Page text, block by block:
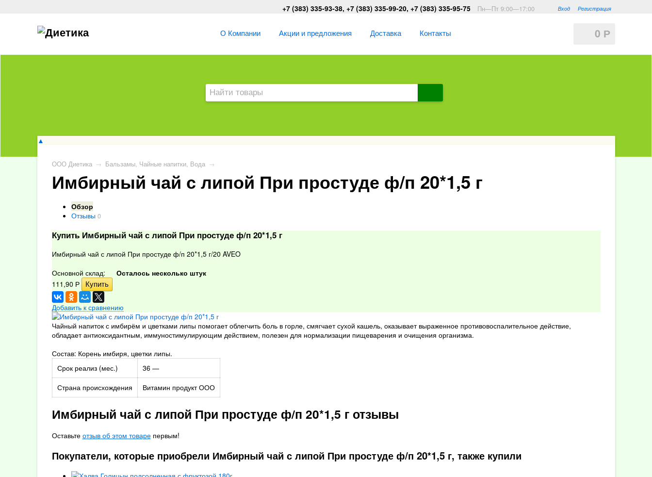
Вход Регистрация
+7 (383) 335-93-38, +7 (383) 335-99-20, +7 (383) 335-95-75 Пн—Пт 9:00—17:00
0 Р
О Компании Акции и предложения Доставка Контакты
▲
ООО Диетика → Бальзамы, Чайные напитки, Вода →
Имбирный чай с липой При простуде ф/п 20*1,5 г
Обзор
Отзывы 0
Купить Имбирный чай с липой При простуде ф/п 20*1,5 г
Имбирный чай с липой При простуде ф/п 20*1,5 г/20 AVEO
Основной склад:
Осталось несколько штук
111,90 Р
Добавить к сравнению
Чайный напиток с имбирём и цветками липы помогает облегчить боль в горле, смягчает сухой кашель, оказывает выраженное противовоспалительное действие,
обладает антиоксидантным, иммуностимулирующим действием, полезен для нормализации пищеварения и очищения организма.
Состав: Корень имбиря, цветки липы.
Срок реализ (мес.)
36 —
Страна происхождения
Витамин продукт ООО
Имбирный чай с липой При простуде ф/п 20*1,5 г отзывы
Оставьте отзыв об этом товарепервым!
Покупатели, которые приобрели Имбирный чай с липой При простуде ф/п 20*1,5 г, также купили